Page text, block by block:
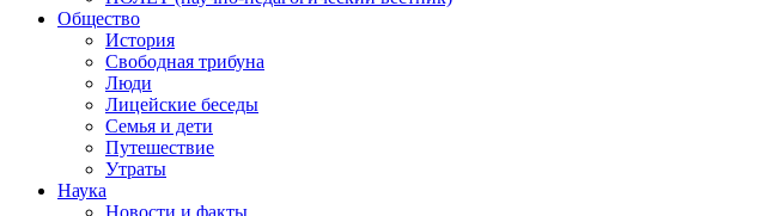
Общество
История
Свободная трибуна
Люди
Лицейские беседы
Семья и дети
Путешествие
Утраты
Наука
Новости и факты